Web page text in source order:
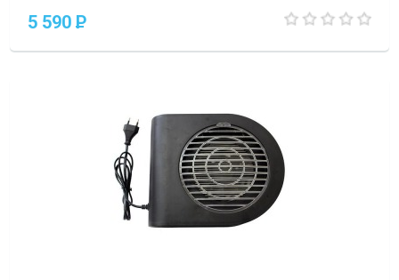
5 590P